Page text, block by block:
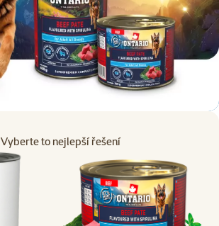
Vyberte to nejlepší řešení